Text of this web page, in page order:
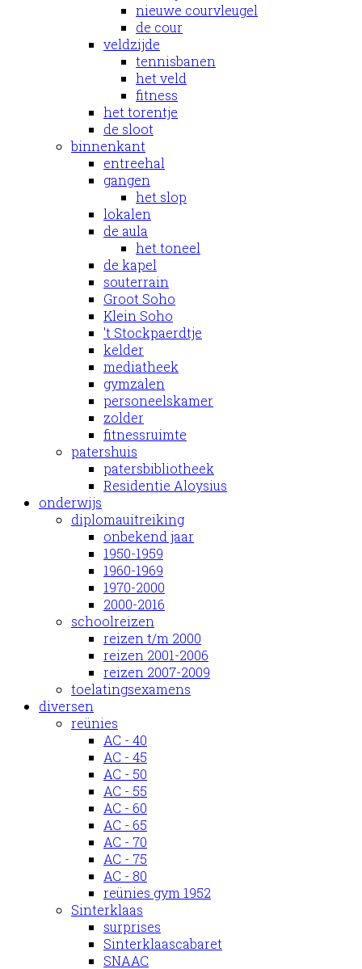
nieuwe courvleugel
de cour
veldzijde
tennisbanen
het veld
fitness
het torentje
de sloot
binnenkant
entreehal
gangen
het slop
lokalen
de aula
het toneel
de kapel
souterrain
Groot Soho
Klein Soho
't Stockpaerdtje
kelder
mediatheek
gymzalen
personeelskamer
zolder
fitnessruimte
patershuis
patersbibliotheek
Residentie Aloysius
onderwijs
diplomauitreiking
onbekend jaar
1950-1959
1960-1969
1970-2000
2000-2016
schoolreizen
reizen t/m 2000
reizen 2001-2006
reizen 2007-2009
toelatingsexamens
diversen
reünies
AC - 40
AC - 45
AC - 50
AC - 55
AC - 60
AC - 65
AC - 70
AC - 75
AC - 80
reünies gym 1952
Sinterklaas
surprises
Sinterklaascabaret
SNAAC